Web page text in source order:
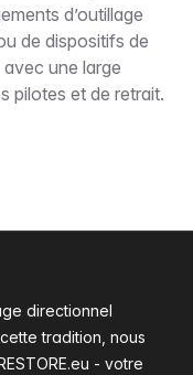
d’outillage
de dispositifs de
une large
pilotes et de retrait.
directionnel
tradition, nous
- votre